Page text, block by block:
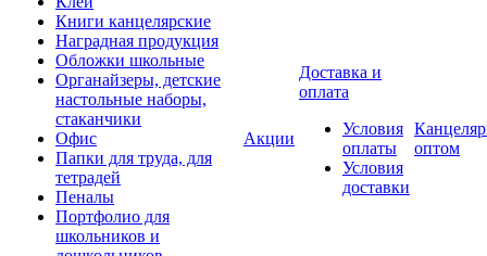
Книги канцелярские
Наградная продукция
Обложки школьные
Органайзеры, детские
настольные наборы,
стаканчики
Офис
Папки для труда, для
тетрадей
Пеналы
Портфолио для
школьников и
Акции
Доставка и
оплата
Условия
оплаты
Условия
доставки
оптом